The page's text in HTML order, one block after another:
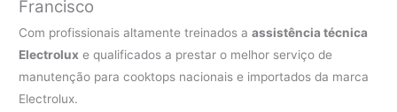
Francisco
Com profissionais altamente treinados aassistência técnica
Electrolux e qualificados a prestar o melhor serviço de
manutenção para cooktops nacionais e importados da marca
Electrolux.